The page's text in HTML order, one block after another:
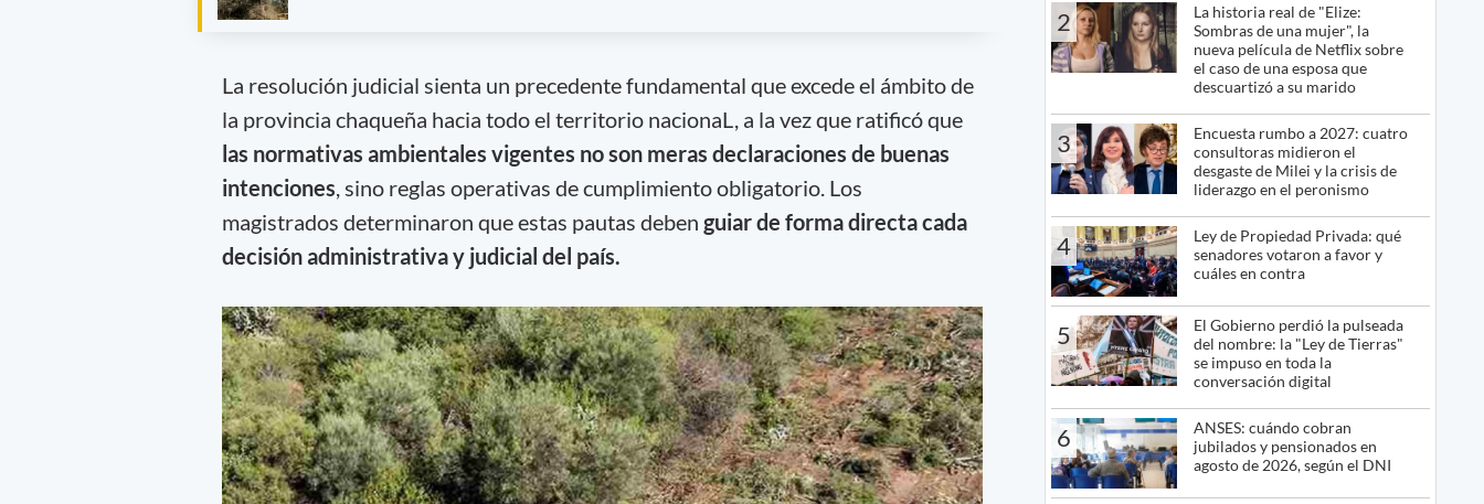
La resolución judicial sienta un precedente fundamental que excede el ámbito de
la provincia chaqueña hacia todo el territorio nacionaL, a la vez que ratificó que
las normativas ambientales vigentes no son meras declaraciones de buenas
intenciones , sino reglas operativas de cumplimiento obligatorio. Los
magistrados determinaron que estas pautas deben guiar de forma directa cada
decisión administrativa y judicial del país.
2
La historia real de "Elize:
Sombras de una mujer", la
nueva película de Netflix sobre
el caso de una esposa que
descuartizó a su marido
3
Encuesta rumbo a 2027: cuatro
consultoras midieron el
desgaste de Milei y la crisis de
liderazgo en el peronismo
4
Ley de Propiedad Privada: qué
senadores votaron a favor y
cuáles en contra
5
El Gobierno perdió la pulseada
del nombre: la "Ley de Tierras"
se impuso en toda la
conversación digital
6
ANSES: cuándo cobran
jubilados y pensionados en
agosto de 2026, según el DNI